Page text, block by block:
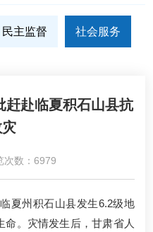
民主监督 社会服务
赶赴临夏积石山县抗
次数：6979
夏州积石山县发生6.2级地
命。灾情发生后，甘肃省人